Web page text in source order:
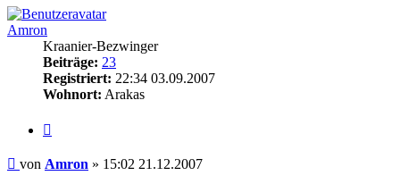
Amron
Kraanier-Bezwinger
Beiträge: 23
Registriert: 22:34 03.09.2007
Wohnort: Arakas
Beitrag
von Amron » 15:02 21.12.2007